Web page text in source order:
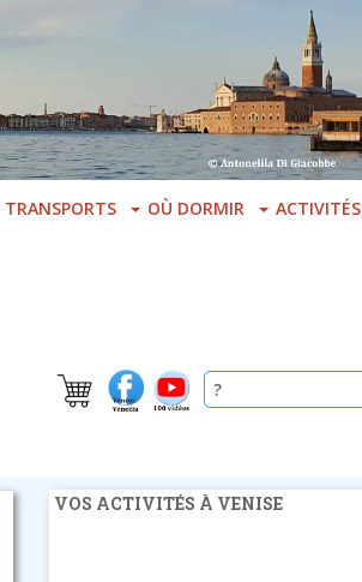
TRANSPORTS OÙ DORMIR ACTIVITÉS
VOS ACTIVITÉS À VENISE